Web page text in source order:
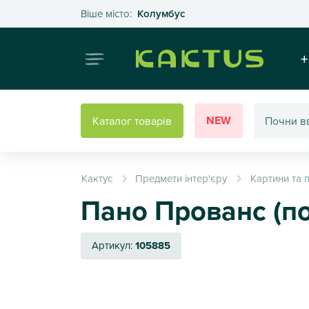
Віше місто: КолумбусОберіть своє місто
Каталог товарів NEW
Кактус Предмети інтер'єру Картини та
Пано Прованс
Артикул:105885